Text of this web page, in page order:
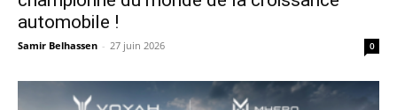
automobile !
Samir Belhassen - 27 juin 2026 0